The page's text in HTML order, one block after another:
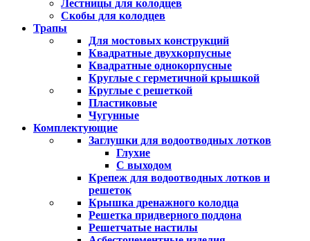
Лестницы для колодцев
Скобы для колодцев
Трапы
Для мостовых конструкций
Квадратные двухкорпусные
Квадратные однокорпусные
Круглые с герметичной крышкой
Круглые с решеткой
Пластиковые
Чугунные
Комплектующие
Заглушки для водоотводных лотков
Глухие
С выходом
Крепеж для водоотводных лотков и
решеток
Крышка дренажного колодца
Решетка придверного поддона
Решетчатые настилы